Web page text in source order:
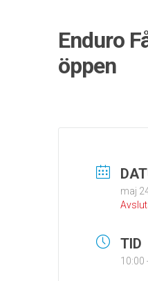
Enduro
öppen
maj
TID
10:00